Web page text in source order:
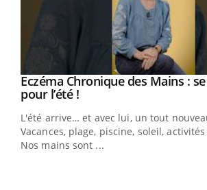
Youtube
Eczéma Chronique des Mains :
pour l’été !Youtube
L'été arrive… et avec lui, un tout
Vacances, plage, piscine, soleil,
Nos mains sont ...